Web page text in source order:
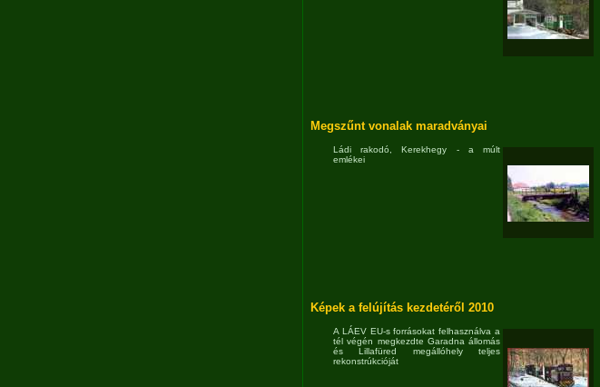
Megszűnt vonalak maradványai
Ládi rakodó, Kerekhegy - a múlt
emlékei
Képek a felújítás kezdetéről 2010
A LÁEV EU-s forrásokat felhasználva a
tél végén megkezdte Garadna állomás
és Lillafüred megállóhely teljes
rekonstrúkcióját